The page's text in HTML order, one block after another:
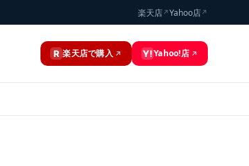
楽天店↗Yahoo店↗
R 楽天店で購入 ↗ Y!Yahoo!店 ↗